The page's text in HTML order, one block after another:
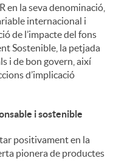
en la seva denominació,
internacional i
de l’impacte del fons
Sostenible, la petjada
i de bon govern, així
d’implicació
i sostenible
positivament en la
pionera de productes